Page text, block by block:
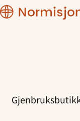
innhold
Region
Rogaland